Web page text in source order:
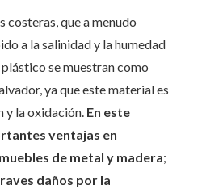
costeras, que a menudo
a la salinidad y la humedad
se muestran como
ya que este material es
y la oxidación. En este
ventajas en
de metal y madera;
daños por la